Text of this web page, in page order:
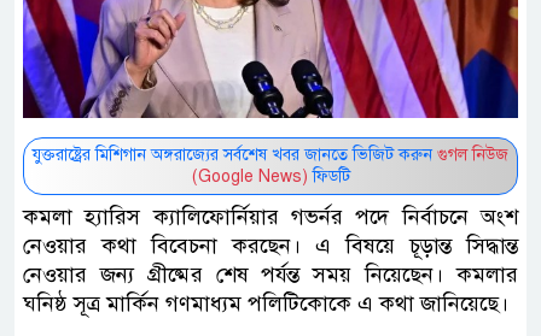
যুক্তরাষ্ট্রের মিশিগান অঙ্গরাজ্যের সর্বশেষ খবর জানতে ভিজিট করুন গুগল নিউজ
(Google News) ফিডটি
কমলা হ্যারিস ক্যালিফোর্নিয়ার গভর্নর পদে নির্বাচনে অংশ
নেওয়ার কথা বিবেচনা করছেন। এ বিষয়ে চূড়ান্ত সিদ্ধান্ত
নেওয়ার জন্য গ্রীষ্মের শেষ পর্যন্ত সময় নিয়েছেন। কমলার
ঘনিষ্ঠ সূত্র মার্কিন গণমাধ্যম পলিটিকোকে এ কথা জানিয়েছে।